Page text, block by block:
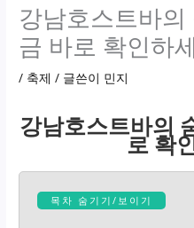
강남호스트바
금 바로 확인하
/ 축제 / 글쓴이 민지
강남호스트바의
로 확
목차 숨기기/보이기